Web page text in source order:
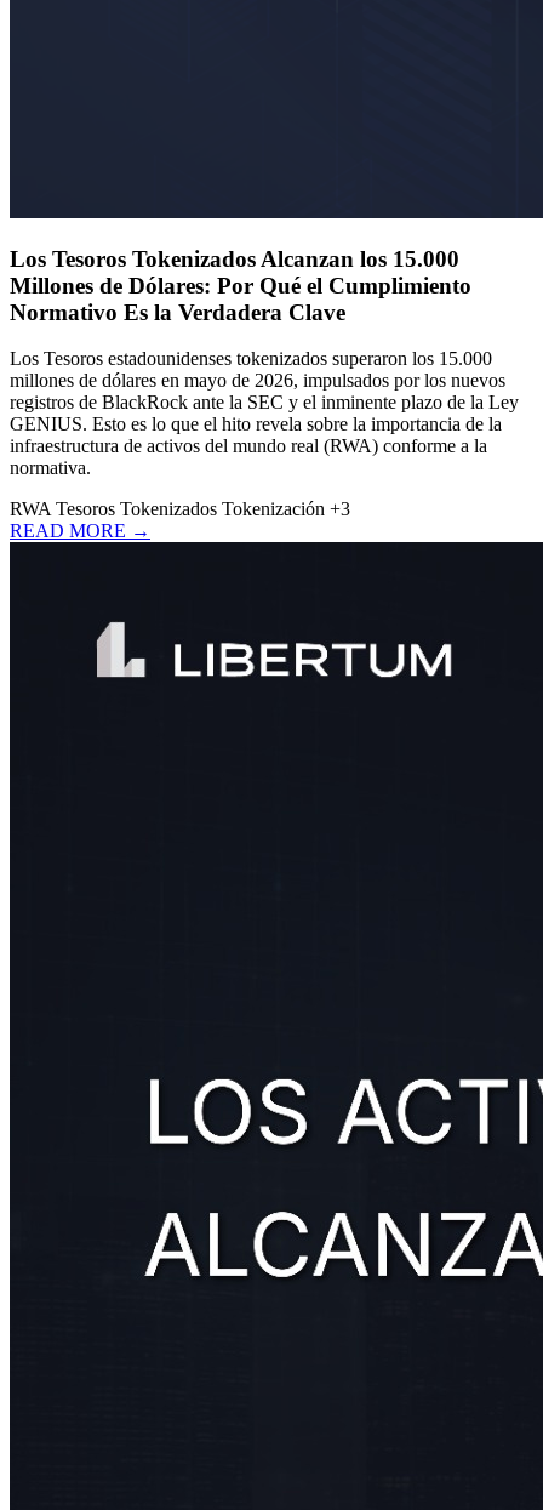
Los Tesoros Tokenizados Alcanzan los 15.000
Millones de Dólares: Por Qué el Cumplimiento
Normativo Es la Verdadera Clave
Los Tesoros estadounidenses tokenizados superaron los 15.000
millones de dólares en mayo de 2026, impulsados por los nuevos
registros de BlackRock ante la SEC y el inminente plazo de la Ley
GENIUS. Esto es lo que el hito revela sobre la importancia de la
infraestructura de activos del mundo real (RWA) conforme a la
normativa.
RWA Tesoros Tokenizados Tokenización +3
READ MORE →